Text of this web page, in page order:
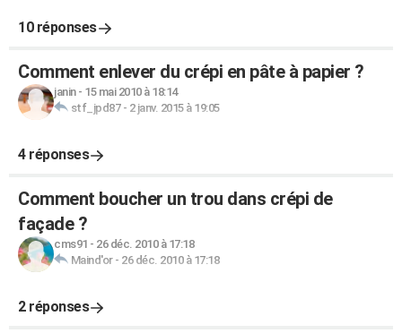
10 réponses
Comment enlever du crépi en pâte à papier ?
janin- 15 mai 2010 à 18:14
stf_jpd87- 2 janv. 2015 à 19:05
4 réponses
Comment boucher un trou dans crépi de
façade ?
cms91 - 26 déc. 2010 à 17:18
Maind'or- 26 déc. 2010 à 17:18
2 réponses